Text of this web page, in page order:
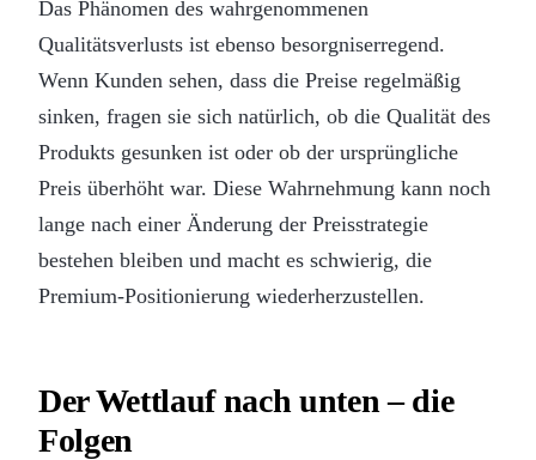
Das Phänomen des wahrgenommenen
Qualitätsverlusts ist ebenso besorgniserregend.
Wenn Kunden sehen, dass die Preise regelmäßig
sinken, fragen sie sich natürlich, ob die Qualität des
Produkts gesunken ist oder ob der ursprüngliche
Preis überhöht war. Diese Wahrnehmung kann noch
lange nach einer Änderung der Preisstrategie
bestehen bleiben und macht es schwierig, die
Premium-Positionierung wiederherzustellen.
Der Wettlauf nach unten – die
Folgen